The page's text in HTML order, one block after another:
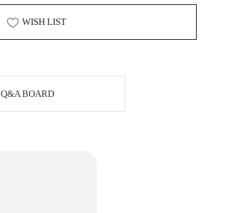
WISH LIST
Q&A BOARD